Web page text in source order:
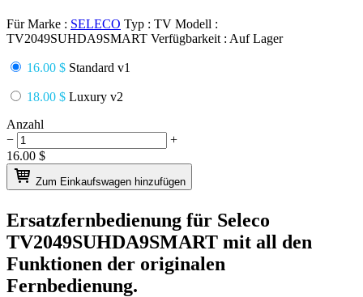
Für Marke : SELECO Typ : TV Modell :
TV2049SUHDA9SMART Verfügbarkeit : Auf Lager
16.00 $ Standard v1
18.00 $ Luxury v2
Anzahl
−
+
16.00 $
Zum Einkaufswagen hinzufügen
Ersatzfernbedienung für Seleco
TV2049SUHDA9SMART mit all den
Funktionen der originalen
Fernbedienung.